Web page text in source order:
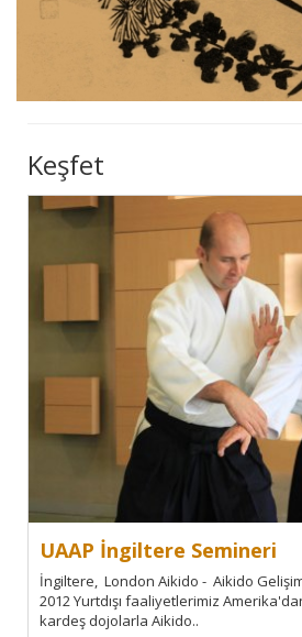
Keşfet
UAAP İngiltere Semineri
İngiltere, London Aikido - Aikido
2012 Yurtdışı faaliyetlerimiz
kardeş dojolarla Aikido..